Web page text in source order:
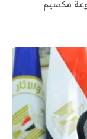
مكسيم